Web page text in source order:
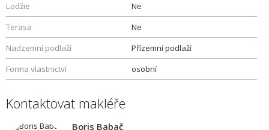
Lodžie
Ne
Terasa
Ne
Nadzemní podlaží
Přízemní podlaží
Forma vlastnictví
osobní
Kontaktovat makléře
Boris Babač